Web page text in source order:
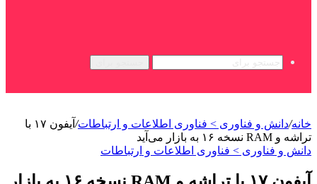
خانه/دانش و فناوری > فناوری اطلاعات و ارتباطات/
آیفون ۱۷ با
تراشه و RAM نسخه ۱۶ به بازار می‌آید
دانش و فناوری > فناوری اطلاعات و ارتباطات